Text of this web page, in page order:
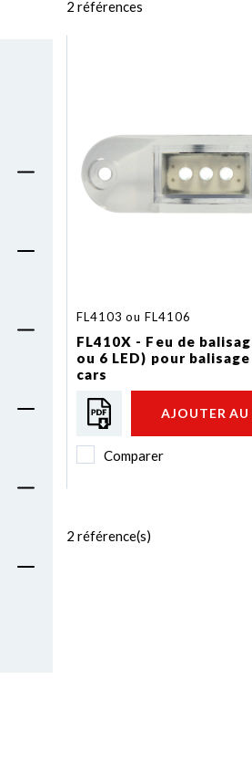
2 références
FL4103 ou FL4106
FL410X - Feu de
ou 6 LED) pour
cars
AJOUTER AU
Comparer
2 référence(s)